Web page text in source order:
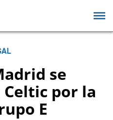
se
por la
E